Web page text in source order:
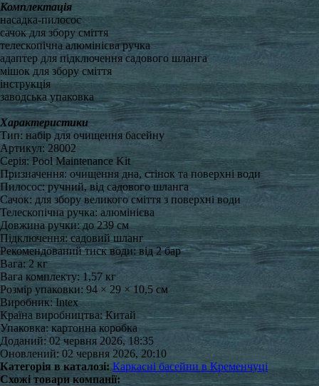
Комплектація
насадка-пилосос
сачок для збору сміття
телескопічна алюмінієва ручка
адаптер для підключення садового шланга
мішок для збору сміття
інструкція
заводська упаковка
Характеристики
Тип: набір для очищення басейну
Артикул: 28002
Серія: Pool Maintenance Kit
Призначення: очищення дна, стінок та поверхні води
Пилосос: ручний, від садового шланга
Сачок: для збору великого сміття з поверхні води
Телескопічна ручка: алюмінієва
Довжина ручки: до 239 см
Підключення: садовий шланг
Рекомендований тиск води: від 2 бар
Вага: 2 кг
Вага комплекту: 1,57 кг
Розмір упаковки: 94 × 29 × 10,5 см
Виробник: Intex
Країна виробництва: Китай
Упаковка: картонна коробка
Доданий: 02 червня 2026, 18:35
Оновлений: 02 червня 2026, 20:10
Категорія в каталозі: Каркасні басейни в Кременчуці
Схожі товари компанії: